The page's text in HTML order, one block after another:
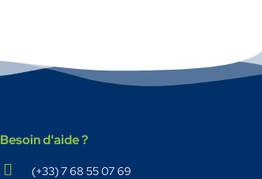
Besoin d'aide ?
(+33) 7 68 55 07 69